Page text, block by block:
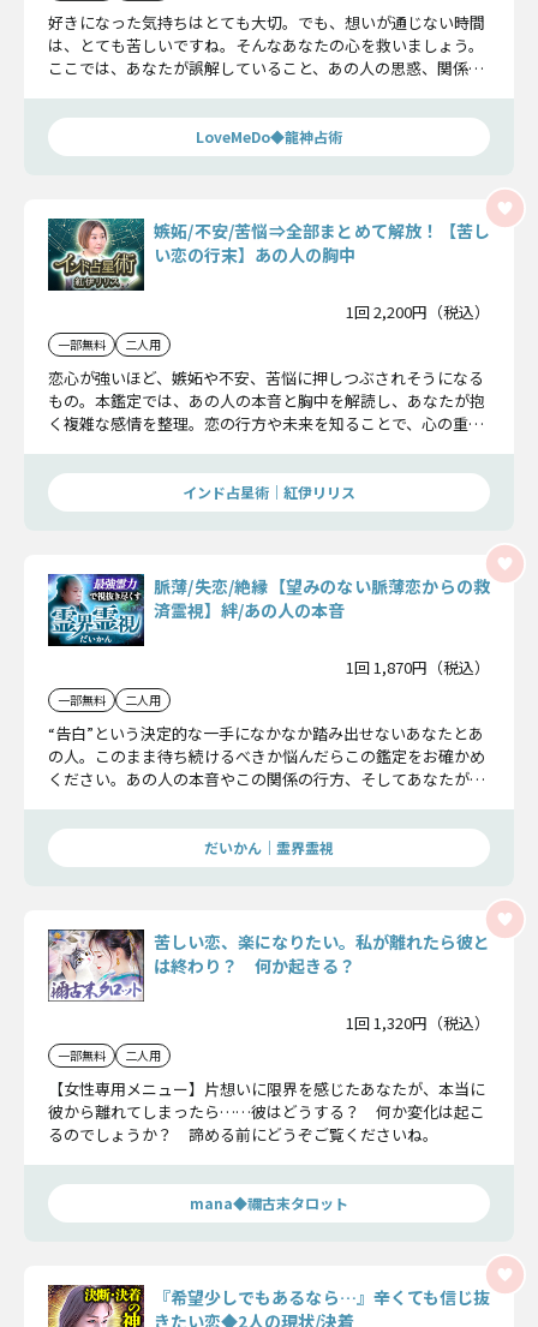
好きになった気持ちはとても大切。でも、想いが通じない時間
は、とても苦しいですね。そんなあなたの心を救いましょう。
ここでは、あなたが誤解していること、あの人の思惑、関係が
く伝えます。この片想い、諦めるのはまだ早いでしょう。あな
たを幸せに導きます。LoveMeDo◆龍神占術
嫉妬/不安/苦悩⇒全部まとめて解放！【苦し
い恋の行末】あの人の胸中
1回 2,200円（税込）
一部無料 二人用
恋心が強いほど、嫉妬や不安、苦悩に押しつぶされそうになる
もの。本鑑定では、あの人の本音と胸中を解読し、あなたが抱
く複雑な感情を整理。恋の行方や未来を知ることで、心の重み
インド占星術｜紅伊リリス
脈薄/失恋/絶縁【望みのない脈薄恋からの救
済霊視】絆/あの人の本音
1回 1,870円（税込）
一部無料 二人用
“告白”という決定的な一手になかなか踏み出せないあなたとあ
の人。このまま待ち続けるべきか悩んだらこの鑑定をお確かめ
ください。あの人の本音やこの関係の行方、そしてあなたが幸
だいかん｜霊界霊視
苦しい恋、楽になりたい。私が離れたら彼と
は終わり？ 何か起きる？
1回 1,320円（税込）
一部無料 二人用
【女性専用メニュー】片想いに限界を感じたあなたが、本当に
彼から離れてしまったら……彼はどうする？ 何か変化は起こ
るのでしょうか？ 諦める前にどうぞご覧くださいね。
mana◆禰古末タロット
『希望少しでもあるなら…』辛くても信じ抜
きたい恋◆2人の現状/決着